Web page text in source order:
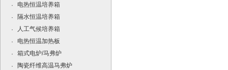
·
电热恒温培养箱
·
隔水恒温培养箱
·
人工气候培养箱
·
电热恒温加热板
·
箱式电炉/马弗炉
·
陶瓷纤维高温马弗炉